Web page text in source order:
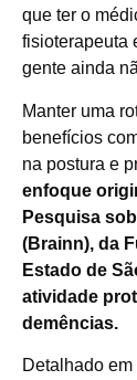
que ter o
fisioterapeuta
gente ainda
Manter uma
benefícios
na postura e
enfoque
Pesquisa
(Brainn), da
Estado de
atividade
demências.
Detalhado